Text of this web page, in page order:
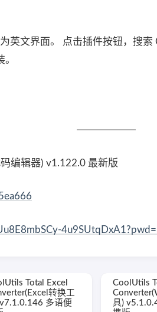
英文界面。 点击插件按钮，搜
编辑器) v1.122.0 最新版
Total Excel
转换工
多语便
CoolUtils
具)